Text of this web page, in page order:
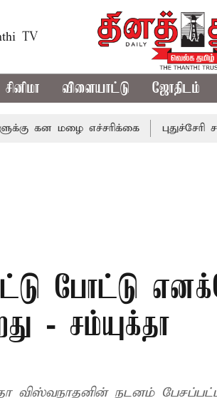
TV
சினிமா விளையாட்டு ஜோதிடம்
மழை எச்சரிக்கை புதுச்சேரி
போட்டு
- சம்யுக்தா
விஸ்வநாதனின் நடனம்